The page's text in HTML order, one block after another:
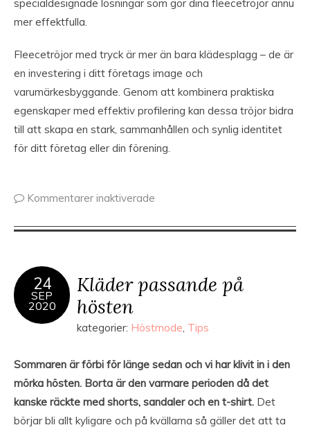
specialdesignade lösningar som gör dina fleecetröjor ännu
mer effektfulla.
Fleecetröjor med tryck är mer än bara klädesplagg – de är
en investering i ditt företags image och
varumärkesbyggande. Genom att kombinera praktiska
egenskaper med effektiv profilering kan dessa tröjor bidra
till att skapa en stark, sammanhållen och synlig identitet
för ditt företag eller din förening.
Kommentarer inaktiverade
24
SEP
2020
Kläder passande på
hösten
kategorier: Höstmode, Tips
Sommaren är förbi för länge sedan och vi har klivit in i den
mörka hösten. Borta är den varmare perioden då det
kanske räckte med shorts, sandaler och en t-shirt. Det
börjar bli allt kyligare och på kvällarna så gäller det att ta